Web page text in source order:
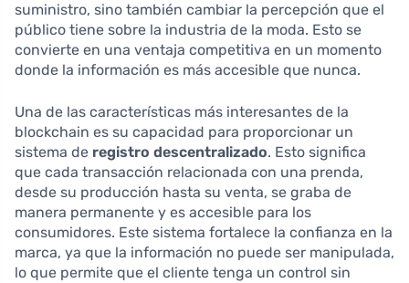
suministro, sino también cambiar la percepción que el
público tiene sobre la industria de la moda. Esto se
convierte en una ventaja competitiva en un momento
donde la información es más accesible que nunca.
Una de las características más interesantes de la
blockchain es su capacidad para proporcionar un
sistema de registro descentralizado. Esto significa
que cada transacción relacionada con una prenda,
desde su producción hasta su venta, se graba de
manera permanente y es accesible para los
consumidores. Este sistema fortalece la confianza en la
marca, ya que la información no puede ser manipulada,
lo que permite que el cliente tenga un control sin